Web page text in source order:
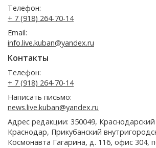
Телефон:
+ 7 (918) 264-70-14
Email:
info.live.kuban@yandex.ru
Контакты
Телефон:
+ 7 (918) 264-70-14
Написать письмо:
news.live.kuban@yandex.ru
Адрес редакции: 350049, Краснодарский
Краснодар, Прикубанский
Космонавта Гагарина, д. 116, офис 304,